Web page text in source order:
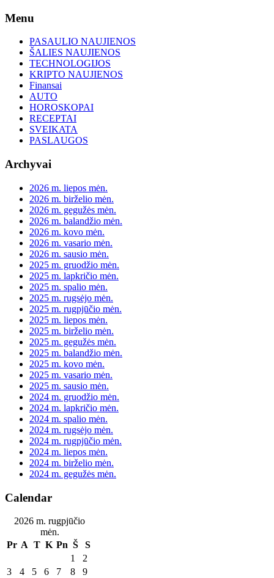
Skip
content
Menu
PASAULIO NAUJIENOS
ŠALIES NAUJIENOS
TECHNOLOGIJOS
KRIPTO NAUJIENOS
Finansai
AUTO
HOROSKOPAI
RECEPTAI
SVEIKATA
PASLAUGOS
Archyvai
2026 m. liepos mėn.
2026 m. birželio mėn.
2026 m. gegužės mėn.
2026 m. balandžio mėn.
2026 m. kovo mėn.
2026 m. vasario mėn.
2026 m. sausio mėn.
2025 m. gruodžio mėn.
2025 m. lapkričio mėn.
2025 m. spalio mėn.
2025 m. rugsėjo mėn.
2025 m. rugpjūčio mėn.
2025 m. liepos mėn.
2025 m. birželio mėn.
2025 m. gegužės mėn.
2025 m. balandžio mėn.
2025 m. kovo mėn.
2025 m. vasario mėn.
2025 m. sausio mėn.
2024 m. gruodžio mėn.
2024 m. lapkričio mėn.
2024 m. spalio mėn.
2024 m. rugsėjo mėn.
2024 m. rugpjūčio mėn.
2024 m. liepos mėn.
2024 m. birželio mėn.
2024 m. gegužės mėn.
Calendar
2026 m. rugpjūčio
mėn.
Pr A T K Pn Š
S
1
2
3
4 5 6 7 8
9